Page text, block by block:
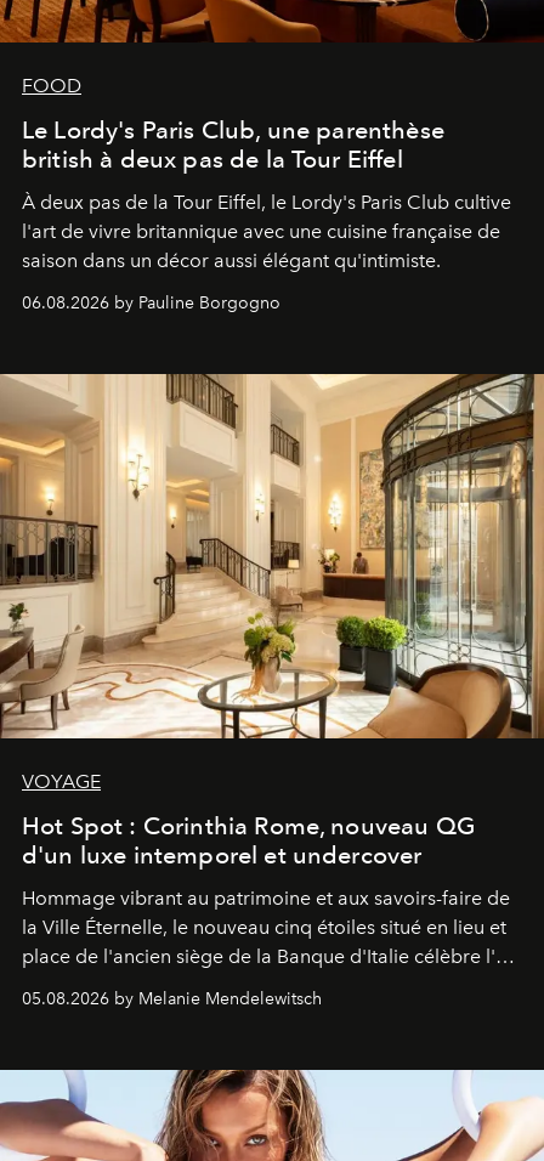
FOOD
Le Lordy's Paris Club, une parenthèse
british à deux pas de la Tour Eiffel
À deux pas de la Tour Eiffel, le Lordy's Paris Club cultive
l'art de vivre britannique avec une cuisine française de
saison dans un décor aussi élégant qu'intimiste.
06.08.2026 by Pauline Borgogno
VOYAGE
Hot Spot : Corinthia Rome, nouveau QG
d'un luxe intemporel et undercover
Hommage vibrant au patrimoine et aux savoirs-faire de
la Ville Éternelle, le nouveau cinq étoiles situé en lieu et
place de l'ancien siège de la Banque d'Italie célèbre l'art
de vivre Romain dans toute son élégance intemporelle.
05.08.2026 by Melanie Mendelewitsch